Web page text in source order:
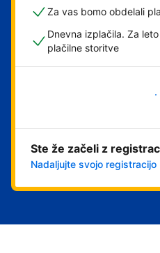
Za vas bomo obdelali
Dnevna izplačila. Za
plačilne storitve
Ste že začeli z
Nadaljujte svojo registracijo